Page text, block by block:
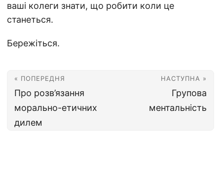
ваші колеги знати, що робити коли це
станеться.
Бережіться.
« ПОПЕРЕДНЯ
Про розв’язання
морально-етичних
дилем
НАСТУПНА »
Групова
ментальність